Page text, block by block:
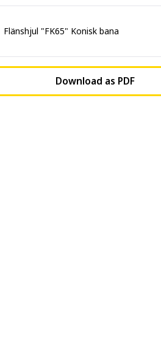
Flänshjul "FK65" Konisk bana
Download as PDF